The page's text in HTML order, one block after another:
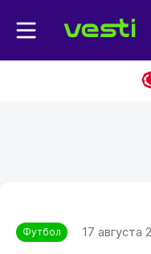
Футбол 17 августа